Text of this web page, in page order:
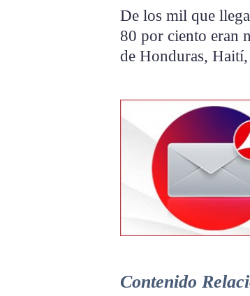
De los mil que
80 por ciento eran
de Honduras,
Contenido